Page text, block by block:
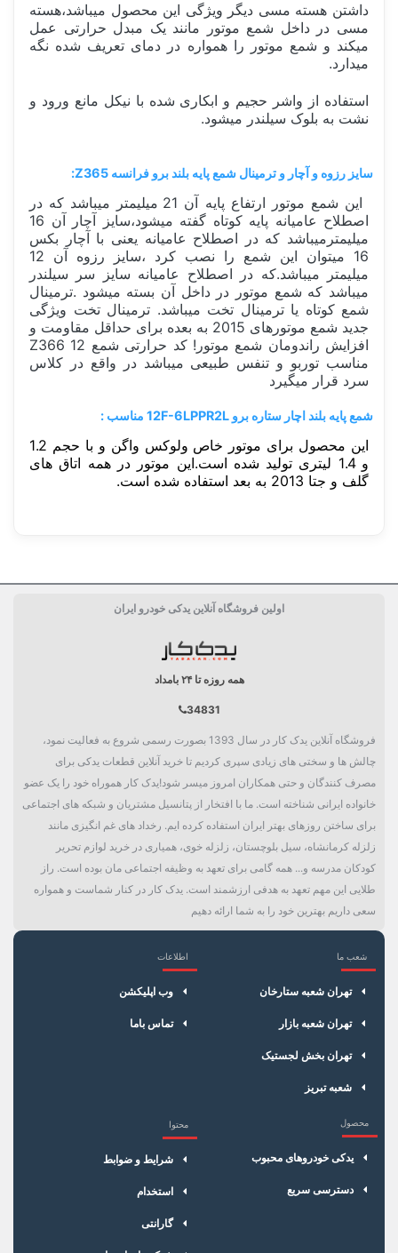
داشتن هسته مسی دیگر ویژگی این محصول میباشد،هسته
مسی در داخل شمع موتور مانند یک مبدل حرارتی عمل
میکند و شمع موتور را همواره در دمای تعریف شده نگه
میدارد.
استفاده از واشر حجیم و ابکاری شده با نیکل مانع ورود و
نشت به بلوک سیلندر میشود.
سایز رزوه و آچار و ترمینال شمع پایه بلند برو فرانسه Z365:
این شمع موتور ارتفاع پایه آن 21 میلیمتر میباشد که در
اصطلاح عامیانه پایه کوتاه گفته میشود،سایز آچار آن 16
میلیمترمیباشد که در اصطلاح عامیانه یعنی با آچار بکس
16 میتوان این شمع را نصب کرد ،سایز رزوه آن 12
میلیمتر میباشد.که در اصطلاح عامیانه سایز سر سیلندر
میباشد که شمع موتور در داخل آن بسته میشود .ترمینال
شمع کوتاه یا ترمینال تخت میباشد. ترمینال تخت ویژگی
جدید شمع موتورهای 2015 به بعده برای حداقل مقاومت و
افزایش راندومان شمع موتور! کد حرارتی شمع Z366 12
مناسب توربو و تنفس طبیعی میباشد در واقع در کلاس
سرد قرار میگیرد
شمع پایه بلند اچار ستاره برو 12F-6LPPR2L مناسب :
این محصول برای موتور خاص ولوکس واگن و با حجم 1.2
و 1.4 لیتری تولید شده است.این موتور در همه اتاق های
گلف و جتا 2013 به بعد استفاده شده است.
پایه استاندارد 20.6 میلی متر
پلاتینیوم
0.6 میلی متر
جنس الکترود منفی ایریدیم, پلاتینیوم
شکل الکترود منفی خال بالا, بُرش مخروطی
ویژگی خاص آبکاری شده با نیکل
کد حرارتی
سایز رزوه 12
نوع واشر
ترمینال
کارکرد 100هزار کیلومتر
جعبه تکی
حداقل تعداد خرید شمع موتور
اولین فروشگاه آنلاین یدکی خودرو ایران
همه روزه تا ۲۴ بامداد
34831
فروشگاه آنلاین یدک کار در سال 1393 بصورت رسمی شروع به فعالیت نمود،
چالش ها و سختی های زیادی سپری کردیم تا خرید آنلاین قطعات یدکی برای
مصرف کنندگان و حتی همکاران امروز میسر شود!یدک کار هموراه خود را یک عضو
خانواده ایرانی شناخته است. ما با افتخار از پتانسیل مشتریان و شبکه های اجتماعی
برای ساختن روزهای بهتر ایران استفاده کرده ایم. رخداد های غم انگیزی مانند
زلزله کرمانشاه، سیل بلوچستان، زلزله خوی، همیاری در خرید لوازم تحریر
کودکان مدرسه و... همه گامی برای تعهد به وظیفه اجتماعی مان بوده است. راز
طلایی این مهم تعهد به هدفی ارزشمند است. یدک کار در کنار شماست و همواره
سعی داریم بهترین خود را به شما ارائه دهیم
شعب ما
تهران شعبه ستارخان
تهران شعبه بازار
تهران بخش لجستیک
شعبه تبریز
اطلاعات
وب اپلیکشن
تماس باما
محصول
یدکی خودروهای محبوب
دسترسی سریع
محتوا
شرایط و ضوابط
استخدام
گارانتی
×